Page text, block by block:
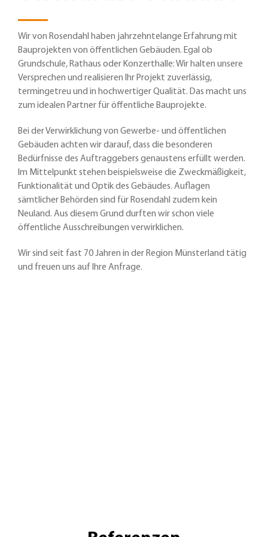
Wir von Rosendahl haben jahrzehntelange Erfahrung mit
Bauprojekten von öffentlichen Gebäuden. Egal ob
Grundschule, Rathaus oder Konzerthalle: Wir halten unsere
Versprechen und realisieren Ihr Projekt zuverlässig,
termingetreu und in hochwertiger Qualität. Das macht uns
zum idealen Partner für öffentliche Bauprojekte.
Bei der Verwirklichung von Gewerbe- und öffentlichen
Gebäuden achten wir darauf, dass die besonderen
Bedürfnisse des Auftraggebers genaustens erfüllt werden.
Im Mittelpunkt stehen beispielsweise die Zweckmäßigkeit,
Funktionalität und Optik des Gebäudes. Auflagen
sämtlicher Behörden sind für Rosendahl zudem kein
Neuland. Aus diesem Grund durften wir schon viele
öffentliche Ausschreibungen verwirklichen.
Wir sind seit fast 70 Jahren in der Region Münsterland tätig
und freuen uns auf Ihre Anfrage.